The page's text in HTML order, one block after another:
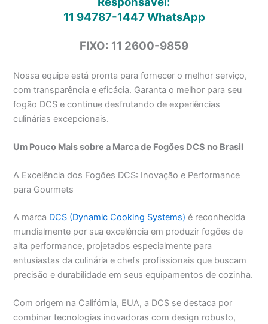
11 94787-1447WhatsApp
FIXO: 11 2600-9859
Nossa equipe está pronta para fornecer o melhor serviço,
com transparência e eficácia. Garanta o melhor para seu
fogão DCS e continue desfrutando de experiências
culinárias excepcionais.
Um Pouco Mais sobre a Marca de Fogões DCS no Brasil
A Excelência dos Fogões DCS: Inovação e Performance
para Gourmets
A marca DCS (Dynamic Cooking Systems) é reconhecida
mundialmente por sua excelência em produzir fogões de
alta performance, projetados especialmente para
entusiastas da culinária e chefs profissionais que buscam
precisão e durabilidade em seus equipamentos de cozinha.
Com origem na Califórnia, EUA, a DCS se destaca por
combinar tecnologias inovadoras com design robusto,